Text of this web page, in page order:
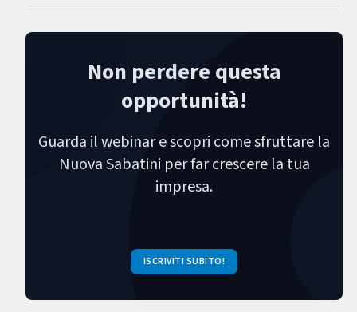
Non perdere questa
opportunità!
Guarda il webinar e scopri come sfruttare la
Nuova Sabatini per far crescere la tua
impresa.
ISCRIVITI SUBITO!